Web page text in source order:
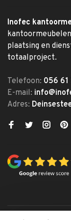
Inofec
plaatsing en
totaalproject.
Telefoon: 056
E-mail:
Adres: